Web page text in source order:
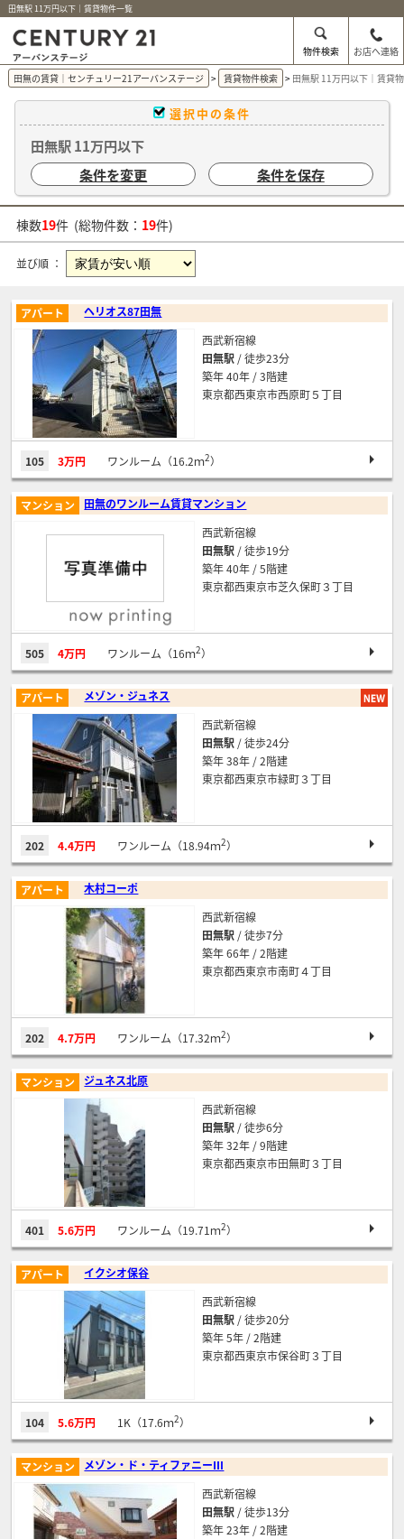
田無駅 11万円以下｜賃貸物件一覧
物件検索
お店へ連絡
田無の賃貸｜センチュリー21アーバンステージ
賃貸物件検索 田無駅 11万円以下｜賃貸
選択中の条件
田無駅 11万円以下
条件を変更
条件を保存
棟数19件 (総物件数： 19件)
並び順 ：
ヘリオス87田無
アパート
西武新宿線
田無駅 / 徒歩23分
築年 40年 / 3階建
東京都西東京市西原町５丁目
105 3万円 ワンルーム（16.2ｍ2）
田無のワンルーム賃貸マンション
マンション
西武新宿線
田無駅 / 徒歩19分
築年 40年 / 5階建
東京都西東京市芝久保町３丁目
505 4万円 ワンルーム（16ｍ2）
メゾン・ジュネス
アパート
西武新宿線
田無駅 / 徒歩24分
築年 38年 / 2階建
東京都西東京市緑町３丁目
202 4.4万円 ワンルーム（18.94ｍ2）
木村コーポ
アパート
西武新宿線
田無駅 / 徒歩7分
築年 66年 / 2階建
東京都西東京市南町４丁目
202 4.7万円 ワンルーム（17.32ｍ2）
ジュネス北原
マンション
西武新宿線
田無駅 / 徒歩6分
築年 32年 / 9階建
東京都西東京市田無町３丁目
401 5.6万円 ワンルーム（19.71ｍ2）
イクシオ保谷
アパート
西武新宿線
田無駅 / 徒歩20分
築年 5年 / 2階建
東京都西東京市保谷町３丁目
104 5.6万円 1K（17.6ｍ2）
メゾン・ド・ティファニーⅢ
マンション
西武新宿線
田無駅 / 徒歩13分
築年 23年 / 2階建